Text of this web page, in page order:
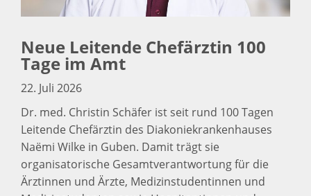
Neue Leitende Chefärztin 100
Tage im Amt
22. Juli 2026
Dr. med. Christin Schäfer ist seit rund 100 Tagen
Leitende Chefärztin des Diakoniekrankenhauses
Naëmi Wilke in Guben. Damit trägt sie
organisatorische Gesamtverantwortung für die
Ärztinnen und Ärzte, Medizinstudentinnen und